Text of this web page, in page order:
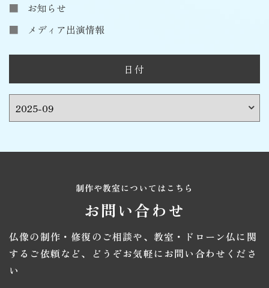
お知らせ
メディア出演情報
日付
制作や教室についてはこちら
お問い合わせ
仏像の制作・修復のご相談や、教室・ドローン仏に関
するご依頼など、
どうぞお気軽にお問い合わせくださ
い